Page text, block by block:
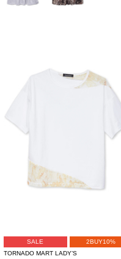
SALE
2BUY10%
TORNADO MART LADY’S